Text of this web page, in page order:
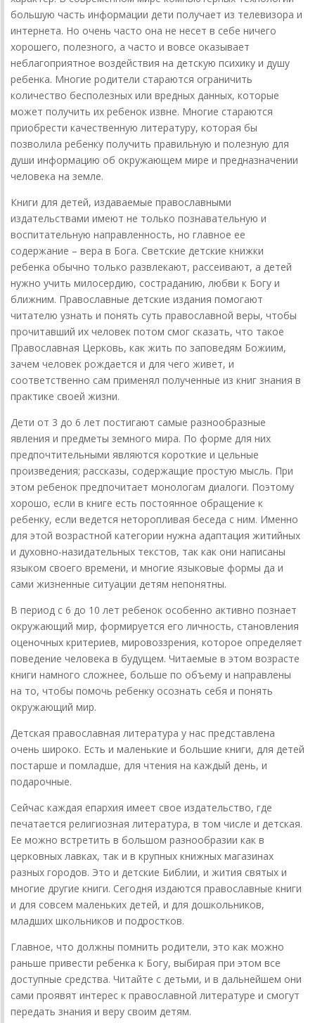
большую часть информации дети получает из телевизора и
интернета. Но очень часто она не несет в себе ничего
хорошего, полезного, а часто и вовсе оказывает
неблагоприятное воздействия на детскую психику и душу
ребенка. Многие родители стараются ограничить
количество бесполезных или вредных данных, которые
может получить их ребенок извне. Многие стараются
приобрести качественную литературу, которая бы
позволила ребенку получить правильную и полезную для
души информацию об окружающем мире и предназначении
человека на земле.
Книги для детей, издаваемые православными
издательствами имеют не только познавательную и
воспитательную направленность, но главное ее
содержание – вера в Бога. Светские детские книжки
ребенка обычно только развлекают, рассеивают, а детей
нужно учить милосердию, состраданию, любви к Богу и
ближним. Православные детские издания помогают
читателю узнать и понять суть православной веры, чтобы
прочитавший их человек потом смог сказать, что такое
Православная Церковь, как жить по заповедям Божиим,
зачем человек рождается и для чего живет, и
соответственно сам применял полученные из книг знания в
практике своей жизни.
Дети от 3 до 6 лет постигают самые разнообразные
явления и предметы земного мира. По форме для них
предпочтительными являются короткие и цельные
произведения; рассказы, содержащие простую мысль. При
этом ребенок предпочитает монологам диалоги. Поэтому
хорошо, если в книге есть постоянное обращение к
ребенку, если ведется неторопливая беседа с ним. Именно
для этой возрастной категории нужна адаптация житийных
и духовно-назидательных текстов, так как они написаны
языком своего времени, и многие языковые формы да и
сами жизненные ситуации детям непонятны.
В период с 6 до 10 лет ребенок особенно активно познает
окружающий мир, формируется его личность, становления
оценочных критериев, мировоззрения, которое определяет
поведение человека в будущем. Читаемые в этом возрасте
книги намного сложнее, больше по объему и направлены
на то, чтобы помочь ребенку осознать себя и понять
окружающий мир.
Детская православная литература у нас представлена
очень широко. Есть и маленькие и большие книги, для детей
постарше и помладше, для чтения на каждый день, и
подарочные.
Сейчас каждая епархия имеет свое издательство, где
печатается религиозная литература, в том числе и детская.
Ее можно встретить в большом разнообразии как в
церковных лавках, так и в крупных книжных магазинах
разных городов. Это и детские Библии, и жития святых и
многие другие книги. Сегодня издаются православные книги
и для совсем маленьких детей, и для дошкольников,
младших школьников и подростков.
Главное, что должны помнить родители, это как можно
раньше привести ребенка к Богу, выбирая при этом все
доступные средства. Читайте с детьми, и в дальнейшем они
сами проявят интерес к православной литературе и смогут
передать знания и веру своим детям.